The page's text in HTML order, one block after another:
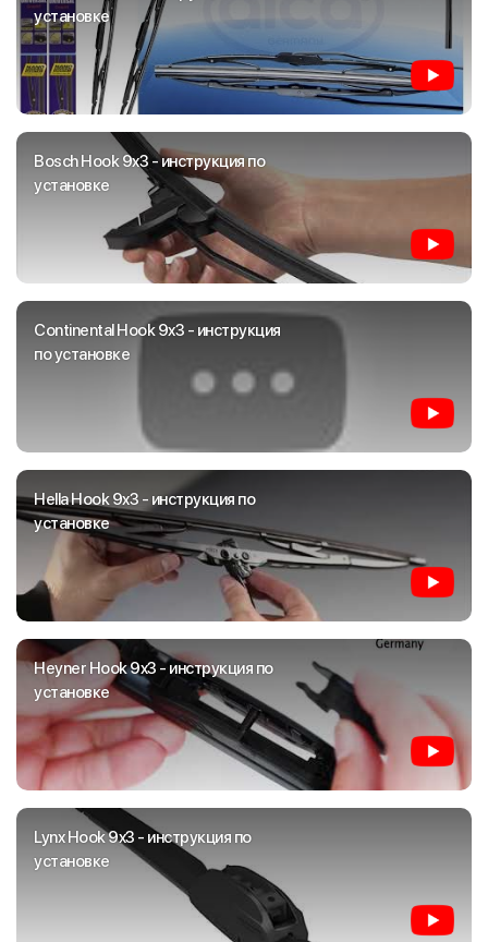
установке
Bosch Hook 9x3 - инструкция по
установке
Continental Hook 9x3 - инструкция
по установке
Hella Hook 9x3 - инструкция по
установке
Heyner Hook 9x3 - инструкция по
установке
Lynx Hook 9x3 - инструкция по
установке